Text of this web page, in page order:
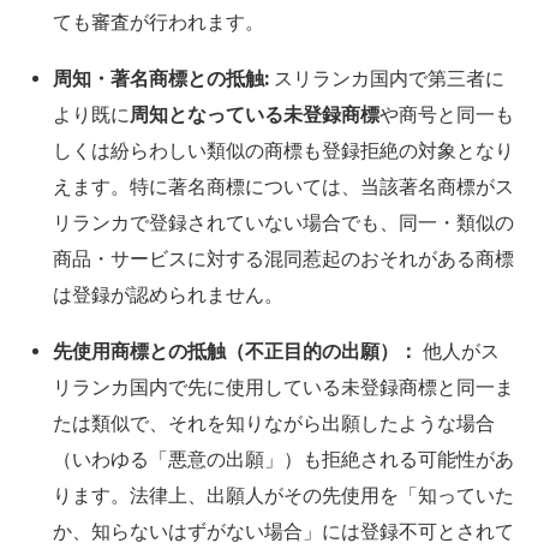
ても審査が行われます。
周知・著名商標との抵触: スリランカ国内で第三者に
より既に周知となっている未登録商標や商号と同一も
しくは紛らわしい類似の商標も登録拒絶の対象となり
えます。特に著名商標については、当該著名商標がス
リランカで登録されていない場合でも、同一・類似の
商品・サービスに対する混同惹起のおそれがある商標
は登録が認められません。
先使用商標との抵触（不正目的の出願）： 他人がス
リランカ国内で先に使用している未登録商標と同一ま
たは類似で、それを知りながら出願したような場合
（いわゆる「悪意の出願」）も拒絶される可能性があ
ります。法律上、出願人がその先使用を「知っていた
か、知らないはずがない場合」には登録不可とされて